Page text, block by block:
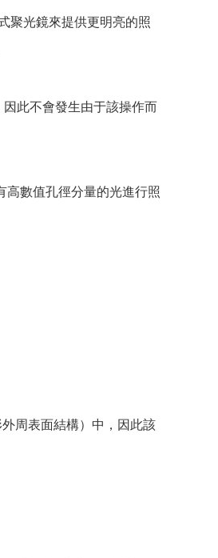
聚光鏡來提供更明亮的照
此不會發生由于該操作而
高數值孔徑分量的光進行照
周表面結構）中，因此該